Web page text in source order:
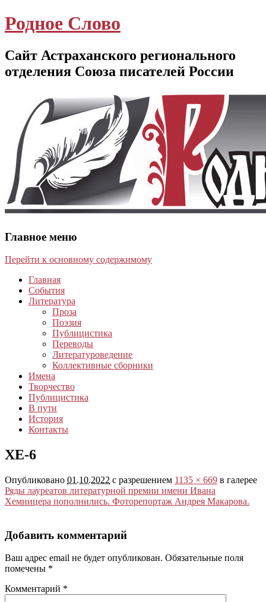
Родное Слово
Сайт Астраханского регионального
отделения Союза писателей России
Главное меню
Перейти к основному содержимому
Главная
События
Литература
Проза
Поэзия
Публицистика
Переводы
Литературоведение
Коллективные сборники
Имена
Творчество
Публицистика
В пути
История
Контакты
ХЕ-6
Опубликовано 01.10.2022 с разрешением 1135 × 669 в галерее
Ряды лауреатов литературной премии имени Ивана
Хемницера пополнились. Фоторепортаж Андрея Макарова.
Добавить комментарий
Ваш адрес email не будет опубликован. Обязательные поля
помечены *
Комментарий *